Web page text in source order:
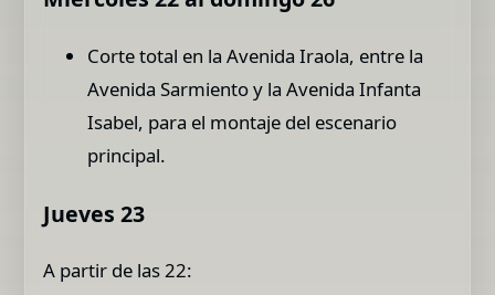
Corte total en la Avenida Iraola, entre la
Avenida Sarmiento y la Avenida Infanta
Isabel, para el montaje del escenario
principal.
Jueves 23
A partir de las 22: